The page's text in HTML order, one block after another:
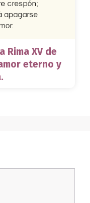
XV de
eterno y